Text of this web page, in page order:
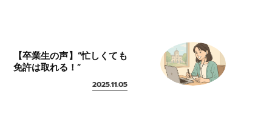
【卒業生の声】“忙しくても
免許は取れる！”
2025.11.05